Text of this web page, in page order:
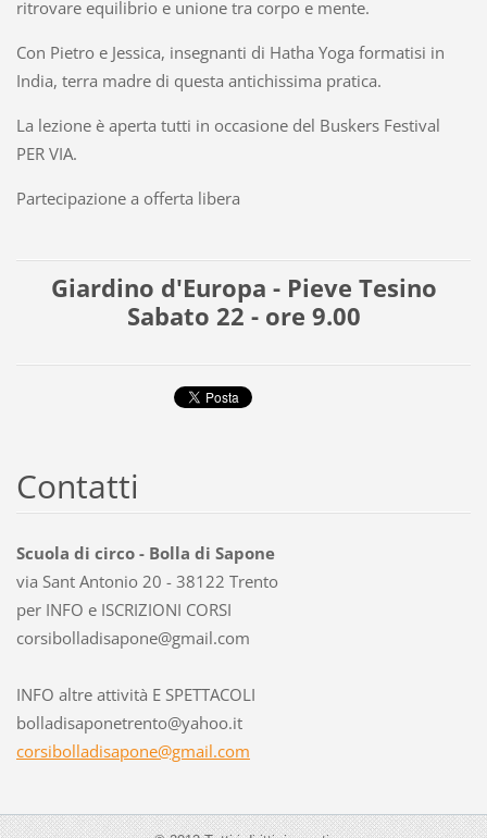
ritrovare equilibrio e unione tra corpo e mente.
Con Pietro e Jessica, insegnanti di Hatha Yoga formatisi in
India, terra madre di questa antichissima pratica.
La lezione è aperta tutti in occasione del Buskers Festival
PER VIA.
Partecipazione a offerta libera
Giardino d'Europa - Pieve Tesino
Sabato 22 - ore 9.00
Contatti
Scuola di circo - Bolla di Sapone
via Sant Antonio 20 - 38122 Trento
per INFO e ISCRIZIONI CORSI
corsibolladisapone@gmail.com
INFO altre attività E SPETTACOLI
bolladisaponetrento@yahoo.it
corsibolladisapone@gmail.com